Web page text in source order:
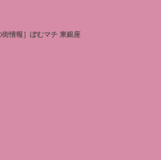
街情報］ぽむマチ 東銀座